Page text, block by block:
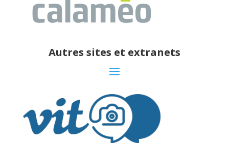
Autres sites et extranets